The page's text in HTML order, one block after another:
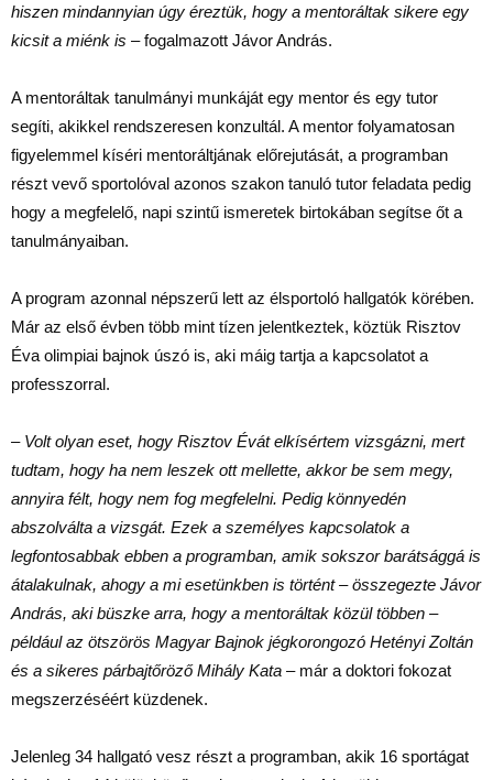
hiszen mindannyian úgy éreztük, hogy a mentoráltak sikere egy
kicsit a miénk is – fogalmazott Jávor András.
A mentoráltak tanulmányi munkáját egy mentor és egy tutor
segíti, akikkel rendszeresen konzultál. A mentor folyamatosan
figyelemmel kíséri mentoráltjának előrejutását, a programban
részt vevő sportolóval azonos szakon tanuló tutor feladata pedig
hogy a megfelelő, napi szintű ismeretek birtokában segítse őt a
tanulmányaiban.
A program azonnal népszerű lett az élsportoló hallgatók körében.
Már az első évben több mint tízen jelentkeztek, köztük Risztov
Éva olimpiai bajnok úszó is, aki máig tartja a kapcsolatot a
professzorral.
– Volt olyan eset, hogy Risztov Évát elkísértem vizsgázni, mert
tudtam, hogy ha nem leszek ott mellette, akkor be sem megy,
annyira félt, hogy nem fog megfelelni. Pedig könnyedén
abszolválta a vizsgát. Ezek a személyes kapcsolatok a
legfontosabbak ebben a programban, amik sokszor barátsággá is
átalakulnak, ahogy a mi esetünkben is történt – összegezte Jávor
András, aki büszke arra, hogy a mentoráltak közül többen –
például az ötszörös Magyar Bajnok jégkorongozó Hetényi Zoltán
és a sikeres párbajtőröző Mihály Kata – már a doktori fokozat
megszerzéséért küzdenek.
Jelenleg 34 hallgató vesz részt a programban, akik 16 sportágat